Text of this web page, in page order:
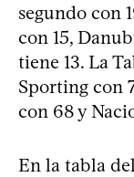
segundo con
con 15,
tiene 13. La
Sporting con
con 68 y
En la tabla